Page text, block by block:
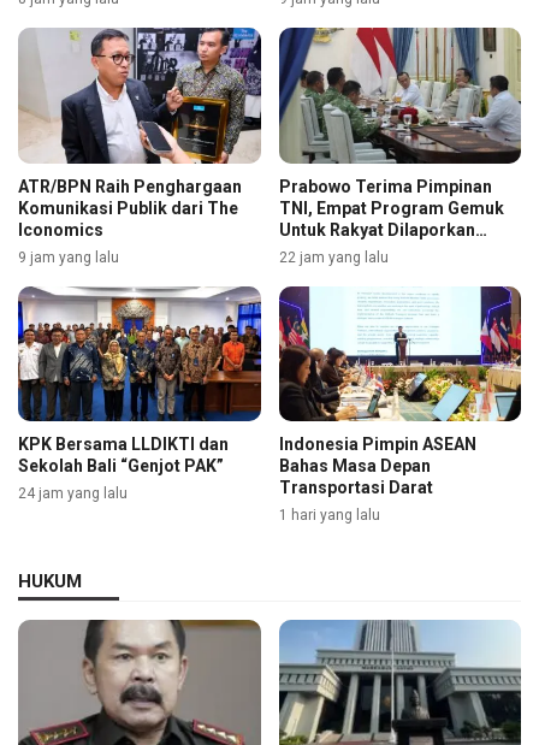
ATR/BPN Raih Penghargaan
Komunikasi Publik dari The
Iconomics
9 jam yang lalu
Prabowo Terima Pimpinan
TNI, Empat Program Gemuk
Untuk Rakyat Dilaporkan
Selengkapnya
22 jam yang lalu
KPK Bersama LLDIKTI dan
Sekolah Bali “Genjot PAK”
24 jam yang lalu
Indonesia Pimpin ASEAN
Bahas Masa Depan
Transportasi Darat
1 hari yang lalu
HUKUM